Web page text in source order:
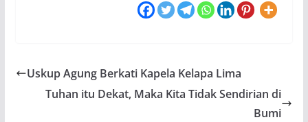
Uskup Agung Berkati Kapela Kelapa Lima
Tuhan itu Dekat, Maka Kita Tidak Sendirian di
Bumi